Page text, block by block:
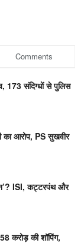
Comments
173 संदिग्धों से पुलिस
का आरोप, PS सुखवीर
ISI, कट्टरपंथ और
करोड़ की शॉपिंग,